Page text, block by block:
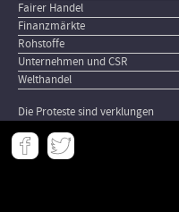
Fairer Handel
Finanzmärkte
Rohstoffe
Unternehmen und CSR
Welthandel
Die Proteste sind verklungen
Meta
-